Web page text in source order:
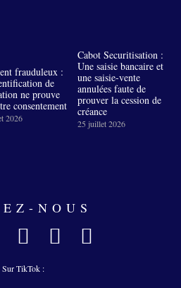
frauduleux :
de
ne prouve
consentement
2026
Cabot Securitisation :
Une saisie bancaire et
une saisie-vente
annulées faute de
prouver la cession de
créance
25 juillet 2026
NOUS
Sur TikTok :